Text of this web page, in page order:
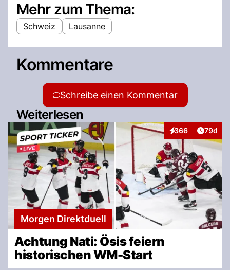
Mehr zum Thema:
Schweiz Lausanne
Kommentare
Schreibe einen Kommentar
Weiterlesen
366
InteraktionenArtikel
79d
Morgen Direktduell
Achtung Nati: Ösis feiern
historischen WM-Start